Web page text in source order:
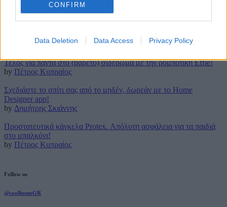
CONFIRM
Data Deletion Data Access Privacy Policy
Latest posts
Τρουφάκια της τεμπέλας: Η πιο απλή συνταγή!
Μάρθα Κατσαρού
Τέλος για πάντα στο (βαρετό) σιδέρωμα με την ρομποτική Effie!
by Πέτρος Κυπραίος
Σχεδιάστε το σπίτι σας από το μηδέν, δωρεάν με το Home
Designer app!
by Δημήτρης Σκιάννης
Προστατευτικά κάγκελα Protex. Απόλυτη ασφάλεια για τα παιδιά
στο μπαλκόνι!
by Πέτρος Κυπραίος
Follow us
@coolhomeGR